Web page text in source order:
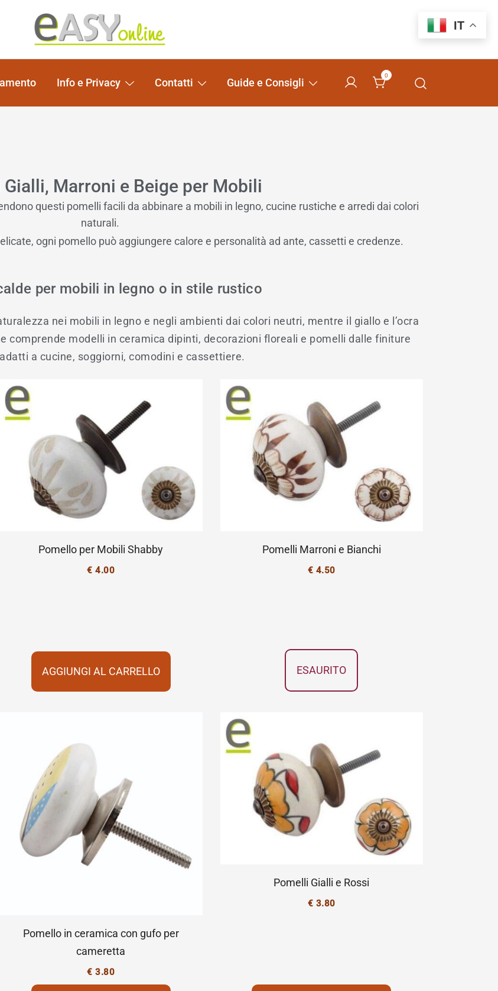
EASY online
Pomelli per Mobili e Artigianato Orientale
Info e Privacy Contatti Guide e Consigli
0
Marroni e Beige per Mobili
questi pomelli facili da abbinare a mobili in legno, cucine rustiche e arredi dai colori
naturali.
ogni pomello può aggiungere calore e personalità ad ante, cassetti e credenze.
per mobili in legno o in stile rustico
nei mobili in legno e negli ambienti dai colori neutri, mentre il giallo e l’ocra
comprende modelli in ceramica dipinti, decorazioni floreali e pomelli dalle finiture
a cucine, soggiorni, comodini e cassettiere.
Pomello per Mobili Shabby
€ 4.00
AGGIUNGI AL CARRELLO
Pomelli Marroni e Bianchi
€ 4.50
ESAURITO
Pomello in ceramica con gufo per
cameretta
€ 3.80
Pomelli Gialli e Rossi
€ 3.80
IT